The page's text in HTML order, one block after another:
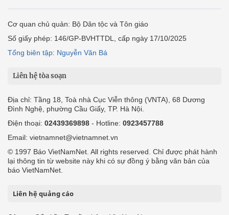
Cơ quan chủ quản: Bộ Dân tộc và Tôn giáo
Số giấy phép: 146/GP-BVHTTDL, cấp ngày 17/10/2025
Tổng biên tập: Nguyễn Văn Bá
Liên hệ tòa soạn
Địa chỉ: Tầng 18, Toà nhà Cục Viễn thông (VNTA), 68 Dương
Đình Nghệ, phường Cầu Giấy, TP. Hà Nội.
Điện thoại: 02439369898 - Hotline: 0923457788
Email: vietnamnet@vietnamnet.vn
© 1997 Báo VietNamNet. All rights reserved. Chỉ được phát hành
lại thông tin từ website này khi có sự đồng ý bằng văn bản của
báo VietNamNet.
Liên hệ quảng cáo